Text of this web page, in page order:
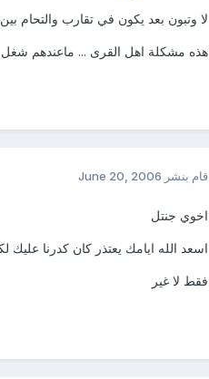
لا وتبون بعد يكون في تقارب والتحام
هذه مشكلة اهل القرى ... ماعندهم شغل
قام بنشر June 20, 2006
اخوي جنتل
اسعد الله ايامك يعتذر كان كدرنا
فقط لا غير